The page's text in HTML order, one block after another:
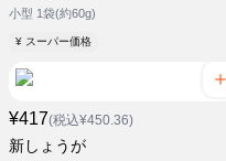
小型 1袋(約60g)
¥ スーパー価格
¥417(税込¥450.36)
新しょうが